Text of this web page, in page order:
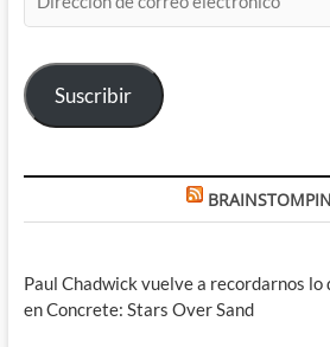
de
electrónico
Suscribir
Paul Chadwick vuelve a recordarnos lo
en Concrete: Stars Over Sand